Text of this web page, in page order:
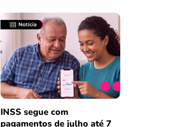
INSS segue com
pagamentos de julho até 7